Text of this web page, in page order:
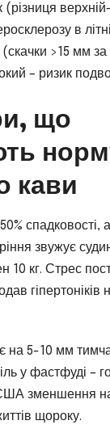
(різниця
в
(скачки >15 мм
– ризик
що
кави
спадковості,
звужує
10 кг. Стрес
гіпертоніків
на 5-10 мм
у фастфуді –
зменшення
щороку.